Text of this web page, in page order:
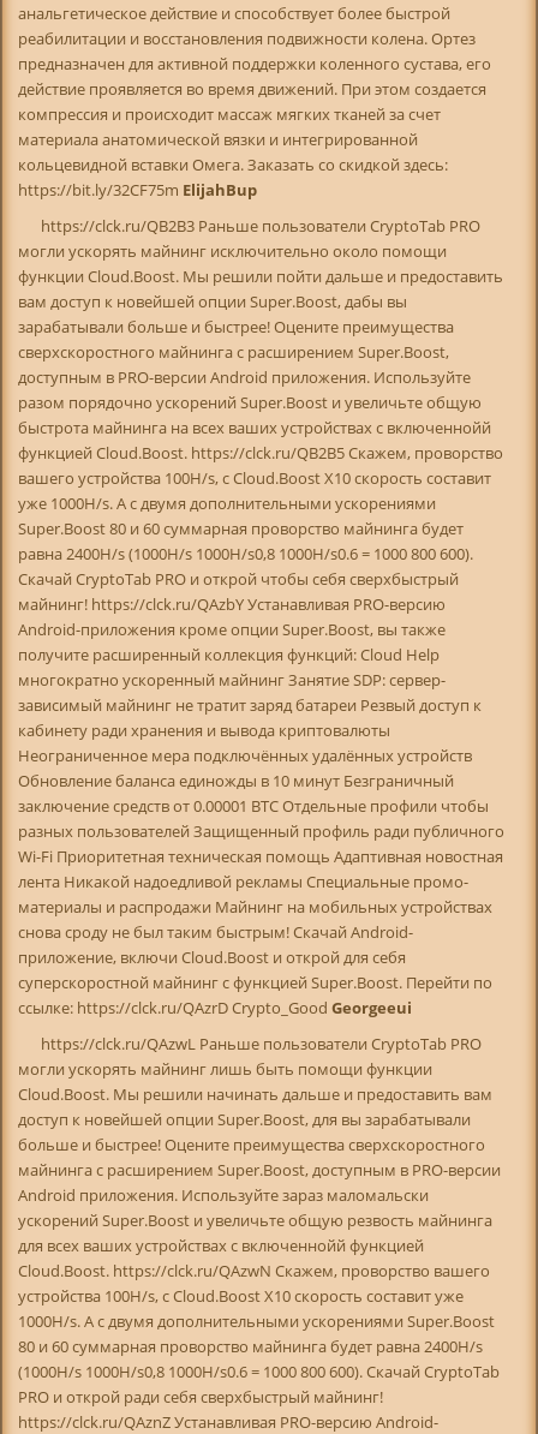
анальгетическое действие и способствует более быстрой
реабилитации и восстановления подвижности колена. Ортез
предназначен для активной поддержки коленного сустава, его
действие проявляется во время движений. При этом создается
компрессия и происходит массаж мягких тканей за счет
материала анатомической вязки и интегрированной
кольцевидной вставки Омега. Заказать со скидкой здесь:
https://bit.ly/32CF75m ElijahBup
https://clck.ru/QB2B3 Раньше пользователи CryptoTab PRO
могли ускорять майнинг исключительно около помощи
функции Cloud.Boost. Мы решили пойти дальше и предоставить
вам доступ к новейшей опции Super.Boost, дабы вы
зарабатывали больше и быстрее! Оцените преимущества
сверхскоростного майнинга с расширением Super.Boost,
доступным в PRO-версии Android приложения. Используйте
разом порядочно ускорений Super.Boost и увеличьте общую
быстрота майнинга на всех ваших устройствах с включеннойй
функцией Cloud.Boost. https://clck.ru/QB2B5 Скажем, проворство
вашего устройства 100H/s, с Cloud.Boost X10 скорость составит
уже 1000H/s. А с двумя дополнительными ускорениями
Super.Boost 80 и 60 суммарная проворство майнинга будет
равна 2400H/s (1000H/s 1000H/s0,8 1000H/s0.6 = 1000 800 600).
Скачай CryptoTab PRO и открой чтобы себя сверхбыстрый
майнинг! https://clck.ru/QAzbY Устанавливая PRO-версию
Android-приложения кроме опции Super.Boost, вы также
получите расширенный коллекция функций: Cloud Help
многократно ускоренный майнинг Занятие SDP: сервер-
зависимый майнинг не тратит заряд батареи Резвый доступ к
кабинету ради хранения и вывода криптовалюты
Неограниченное мера подключённых удалённых устройств
Обновление баланса единожды в 10 минут Безграничный
заключение средств от 0.00001 BTC Отдельные профили чтобы
разных пользователей Защищенный профиль ради публичного
Wi-Fi Приоритетная техническая помощь Адаптивная новостная
лента Никакой надоедливой рекламы Специальные промо-
материалы и распродажи Майнинг на мобильных устройствах
снова сроду не был таким быстрым! Скачай Android-
приложение, включи Cloud.Boost и открой для себя
суперскоростной майнинг с функцией Super.Boost. Перейти по
ссылке: https://clck.ru/QAzrD Crypto_GoodGeorgeeui
https://clck.ru/QAzwL Раньше пользователи CryptoTab PRO
могли ускорять майнинг лишь быть помощи функции
Cloud.Boost. Мы решили начинать дальше и предоставить вам
доступ к новейшей опции Super.Boost, для вы зарабатывали
больше и быстрее! Оцените преимущества сверхскоростного
майнинга с расширением Super.Boost, доступным в PRO-версии
Android приложения. Используйте зараз маломальски
ускорений Super.Boost и увеличьте общую резвость майнинга
для всех ваших устройствах с включеннойй функцией
Cloud.Boost. https://clck.ru/QAzwN Скажем, проворство вашего
устройства 100H/s, с Cloud.Boost X10 скорость составит уже
1000H/s. А с двумя дополнительными ускорениями Super.Boost
80 и 60 суммарная проворство майнинга будет равна 2400H/s
(1000H/s 1000H/s0,8 1000H/s0.6 = 1000 800 600). Скачай CryptoTab
PRO и открой ради себя сверхбыстрый майнинг!
https://clck.ru/QAznZ Устанавливая PRO-версию Android-